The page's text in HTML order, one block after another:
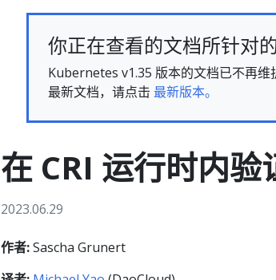
你正在查看的文档所针对
Kubernetes v1.35 版本的文档已不再
最新文档，请点击 最新版本。
在 CRI 运行时内验
2023.06.29
作者:Sascha Grunert